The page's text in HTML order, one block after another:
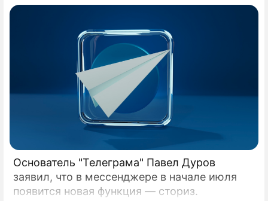
Основатель "Телеграма" Павел Дуров
заявил, что в мессенджере в начале июля
появится новая функция — сториз.